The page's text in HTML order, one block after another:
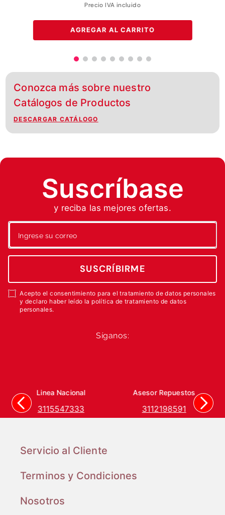
Precio IVA incluido
AGREGAR AL CARRITO
Conozca más sobre nuestro
Catálogos de Productos
DESCARGAR CATÁLOGO
Suscríbase
y reciba las mejores ofertas.
SUSCRÍBIRME
Acepto el consentimiento para el tratamiento de datos personales
y declaro haber leído la política de tratamiento de datos
personales.
Síganos:
Linea Nacional
3115547333
Asesor Repuestos
3112198591
Servicio al Cliente
Terminos y Condiciones
Nosotros